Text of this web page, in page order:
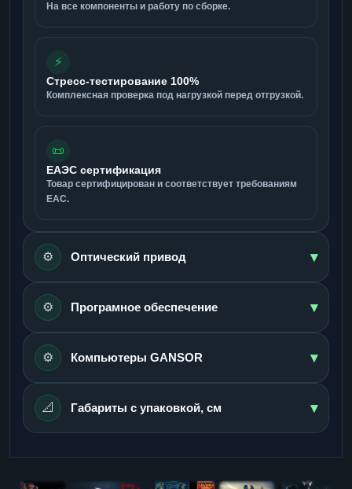
На все компоненты и работу по сборке.
⚡
Стресс-тестирование 100%
Комплексная проверка под нагрузкой перед отгрузкой.
📜
ЕАЭС сертификация
Товар сертифицирован и соответствует требованиям
ЕАС.
⚙️ Оптический привод ▾
⚙️ Програмное обеспечение ▾
⚙️ Компьютеры GANSOR ▾
📐 Габариты с упаковкой, см ▾